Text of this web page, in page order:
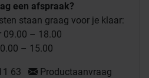
een afspraak?
staan graag voor je klaar:
09.00 – 18.00
– 15.00
63 Productaanvraag